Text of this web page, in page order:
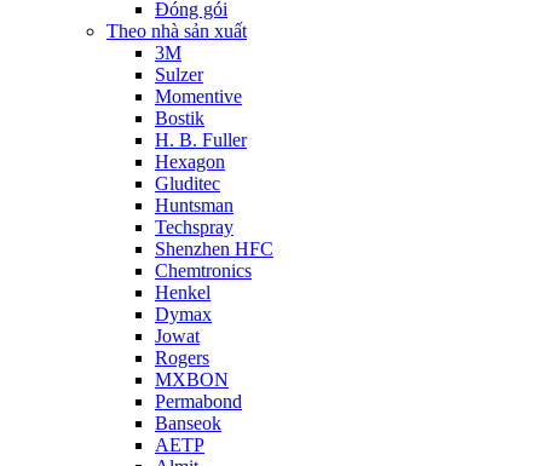
Đóng gói
Theo nhà sản xuất
3M
Sulzer
Momentive
Bostik
H. B. Fuller
Hexagon
Gluditec
Huntsman
Techspray
Shenzhen HFC
Chemtronics
Henkel
Dymax
Jowat
Rogers
MXBON
Permabond
Banseok
AETP